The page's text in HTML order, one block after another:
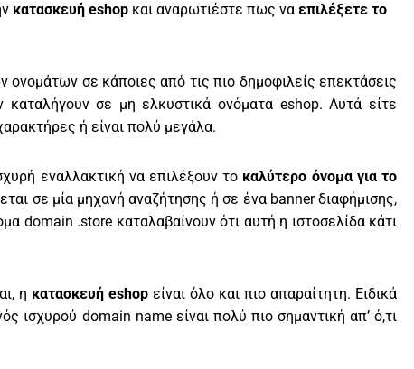
κατασκευή eshop και αναρωτιέστε πως να επιλέξετε το
σε κάποιες από τις πιο δημοφιλείς επεκτάσεις
καταλήγουν σε μη ελκυστικά ονόματα eshop. Αυτά είτε
ή είναι πολύ μεγάλα.
εναλλακτική να επιλέξουν το καλύτερο όνομα για το
σε μία μηχανή αναζήτησης ή σε ένα banner διαφήμισης,
domain .store καταλαβαίνουν ότι αυτή η ιστοσελίδα κάτι
η κατασκευή eshop είναι όλο και πιο απαραίτητη. Ειδικά
ισχυρού domain name είναι πολύ πιο σημαντική απ’ ό,τι